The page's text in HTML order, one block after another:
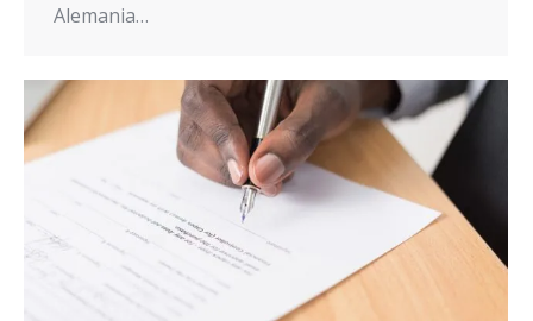
Alemania…